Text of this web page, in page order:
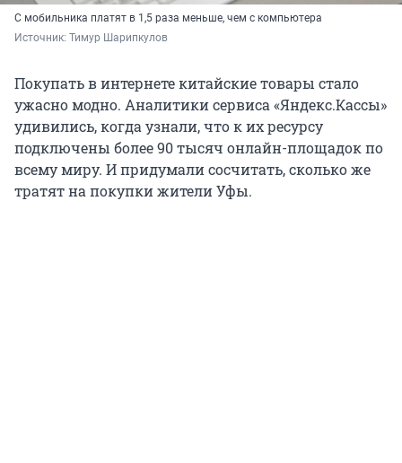
С мобильника платят в 1,5 раза меньше, чем с компьютера
Источник: Тимур Шарипкулов
Покупать в интернете китайские товары стало
ужасно модно. Аналитики сервиса «Яндекс.Кассы»
удивились, когда узнали, что к их ресурсу
подключены более 90 тысяч онлайн-площадок по
всему миру. И придумали сосчитать, сколько же
тратят на покупки жители Уфы.